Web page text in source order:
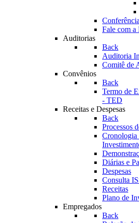
Fale com
Auditorias
Back
Auditoria
Comitê de
Convênios
Back
Termo de
- TED
Receitas e Despesas
Back
Processos
Cronologia
Diárias e
Despesas
Consulta
Receitas
Plano de
Empregados
Back